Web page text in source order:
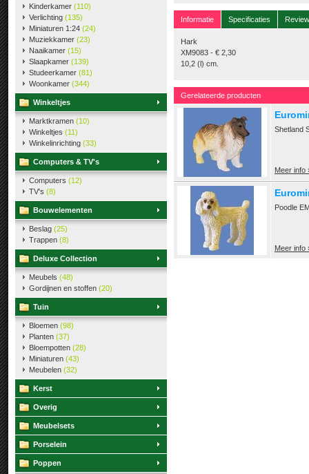
Kinderkamer (110)
Verlichting (135)
Miniaturen 1:24 (24)
Muziekkamer (23)
Naaikamer (15)
Slaapkamer (139)
Studeerkamer (81)
Woonkamer (344)
Winkeltjes
Marktkramen (10)
Winkeltjes (11)
Winkelinrichting (33)
Computers & TV's
Computers (12)
TV's (8)
Bouwelementen
Beslag (25)
Trappen (8)
Deluxe Collection
Meubels (48)
Gordijnen en stoffen (20)
Tuin
Bloemen (98)
Planten (37)
Bloempotten (28)
Miniaturen (43)
Meubelen (32)
Kerst
Overig
Meubelsets
Porselein
Poppen
Informatie Specificaties
Hark
XM9083 - € 2,30
10,2 (l) cm.
Gerelateerde producten
Shetland
Meer info
Poodle
Meer info